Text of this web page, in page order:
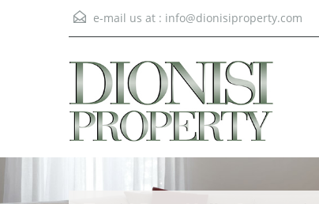
e-mail us at : info@dionisiproperty.com